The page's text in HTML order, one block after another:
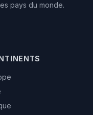
pays du monde.